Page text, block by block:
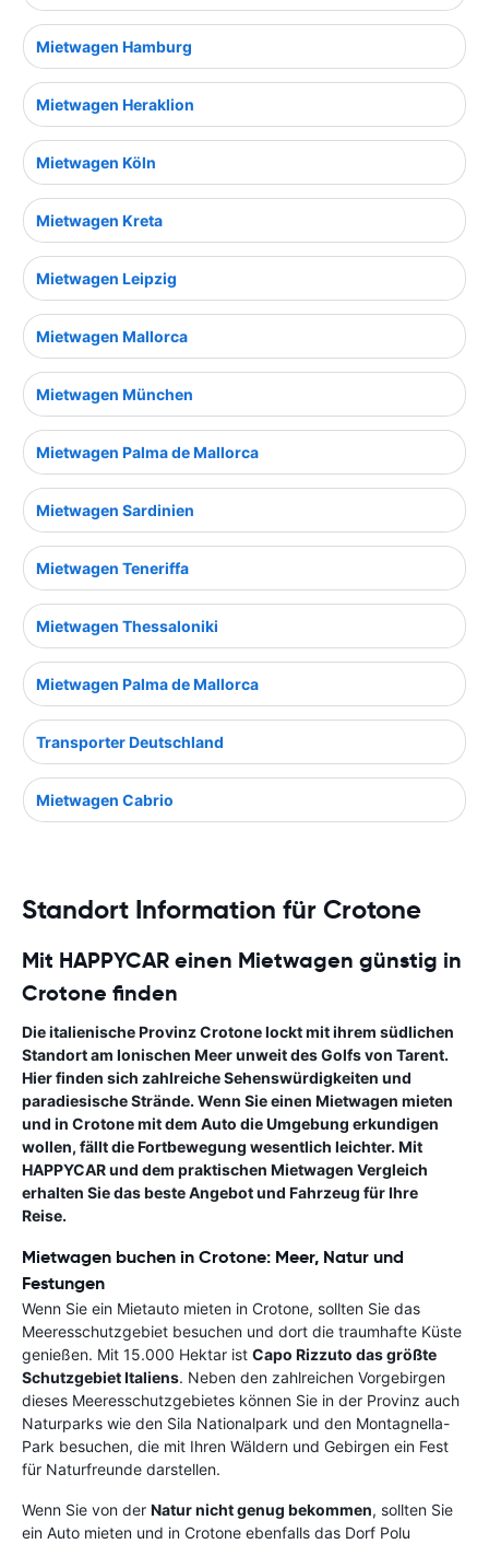
Mietwagen Hamburg
Mietwagen Heraklion
Mietwagen Köln
Mietwagen Kreta
Mietwagen Leipzig
Mietwagen Mallorca
Mietwagen München
Mietwagen Palma de Mallorca
Mietwagen Sardinien
Mietwagen Teneriffa
Mietwagen Thessaloniki
Mietwagen Palma de Mallorca
Transporter Deutschland
Mietwagen Cabrio
Standort Information für Crotone
Mit HAPPYCAR einen Mietwagen günstig in
Crotone finden
Die italienische Provinz Crotone lockt mit ihrem südlichen
Standort am Ionischen Meer unweit des Golfs von Tarent.
Hier finden sich zahlreiche Sehenswürdigkeiten und
paradiesische Strände. Wenn Sie einen Mietwagen mieten
und in Crotone mit dem Auto die Umgebung erkundigen
wollen, fällt die Fortbewegung wesentlich leichter. Mit
HAPPYCAR und dem praktischen Mietwagen Vergleich
erhalten Sie das beste Angebot und Fahrzeug für Ihre
Reise.
Mietwagen buchen in Crotone: Meer, Natur und
Festungen
Wenn Sie ein Mietauto mieten in Crotone, sollten Sie das
Meeresschutzgebiet besuchen und dort die traumhafte Küste
genießen. Mit 15.000 Hektar ist Capo Rizzuto das größte
Schutzgebiet Italiens. Neben den zahlreichen Vorgebirgen
dieses Meeresschutzgebietes können Sie in der Provinz auch
Naturparks wie den Sila Nationalpark und den Montagnella-
Park besuchen, die mit Ihren Wäldern und Gebirgen ein Fest
für Naturfreunde darstellen.
Wenn Sie von der Natur nicht genug bekommen, sollten Sie
ein Auto mieten und in Crotone ebenfalls das Dorf Polu